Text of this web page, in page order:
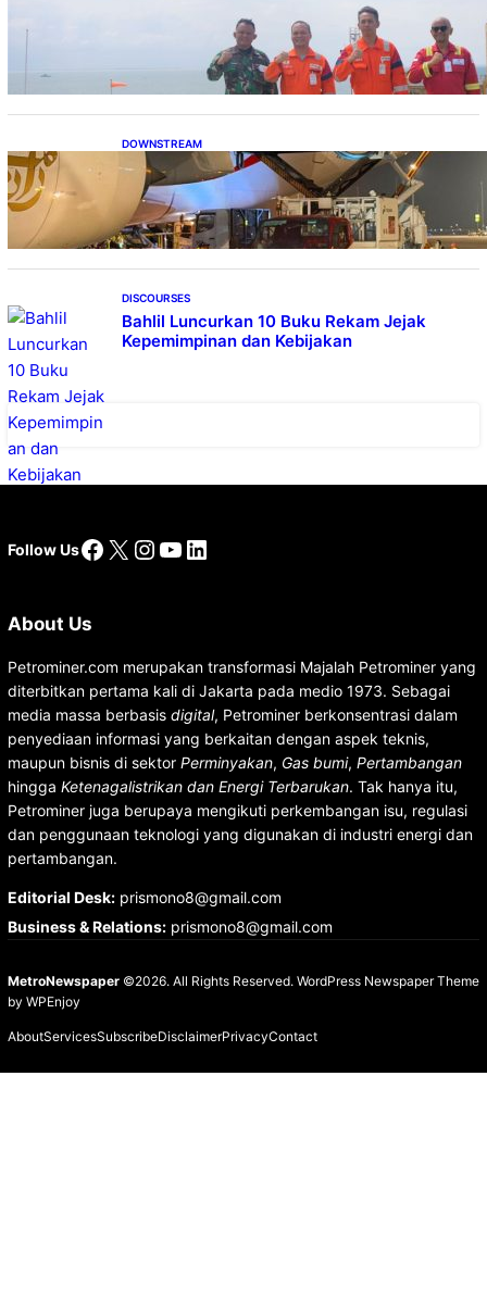
Perkuat Sinergi Pengamanan, Danlanal
Balikpapan Kunjungi Anjungan Bekapai
DOWNSTREAM
Emirates A380, Bukti Kesiapan Pertamina
Layani Pesawat Berbadan Besar
DISCOURSES
Bahlil Luncurkan 10 Buku Rekam Jejak
Kepemimpinan dan Kebijakan
Follow UsFacebook
X Instagram
YouTube
LinkedIn
About Us
Petrominer.com merupakan transformasi Majalah Petrominer yang
diterbitkan pertama kali di Jakarta pada medio 1973. Sebagai
media massa berbasis digital, Petrominer berkonsentrasi dalam
penyediaan informasi yang berkaitan dengan aspek teknis,
maupun bisnis di sektor Perminyakan, Gas bumi, Pertambangan
hingga Ketenagalistrikan dan Energi Terbarukan. Tak hanya itu,
Petrominer juga berupaya mengikuti perkembangan isu, regulasi
dan penggunaan teknologi yang digunakan di industri energi dan
pertambangan.
Editorial Desk:prismono8@gmail.com
Business & Relations:prismono8@gmail.com
MetroNewspaper©2026. All Rights Reserved. WordPress Newspaper Theme
by WPEnjoy
AboutServicesSubscribeDisclaimerPrivacyContact